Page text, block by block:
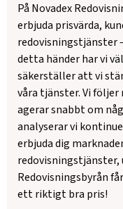
På Novadex
erbjuda prisvärda,
redovisningstjänster
detta händer har vi
säkerställer att vi
våra tjänster. Vi
agerar snabbt om
analyserar vi
erbjuda dig
Redovisningsbyrån
ett riktigt bra pris!